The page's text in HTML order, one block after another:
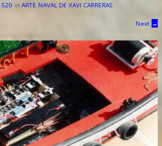
in ARTE NAVAL DE XAVI CARRERAS
Next →